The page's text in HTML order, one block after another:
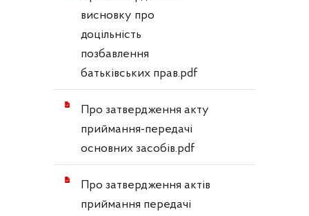
висновку про
доцільність
позбавлення
батьківських прав.pdf
Про затвердження акту
приймання-передачі
основних засобів.pdf
Про затвердження актів
приймання передачі